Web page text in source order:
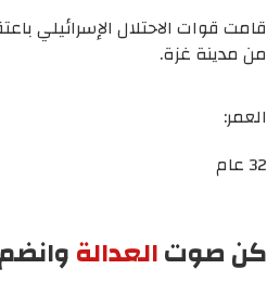
قامت قوات الاحتلال الإسرائيلي
من مدينة غزة.
العمر:
32 عام
كن صوتالعدالة